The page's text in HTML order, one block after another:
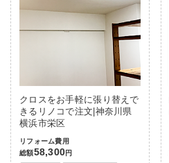
クロスをお手軽に張り替えで
きるリノコで注文|神奈川県
横浜市栄区
リフォーム費用
総額58,300円